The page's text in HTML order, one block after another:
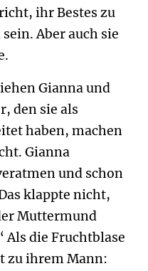
ihr Bestes zu
Aber auch sie
Gianna und
den sie als
haben, machen
Gianna
und schon
klappte nicht,
Muttermund
Als die Fruchtblase
zu ihrem Mann: